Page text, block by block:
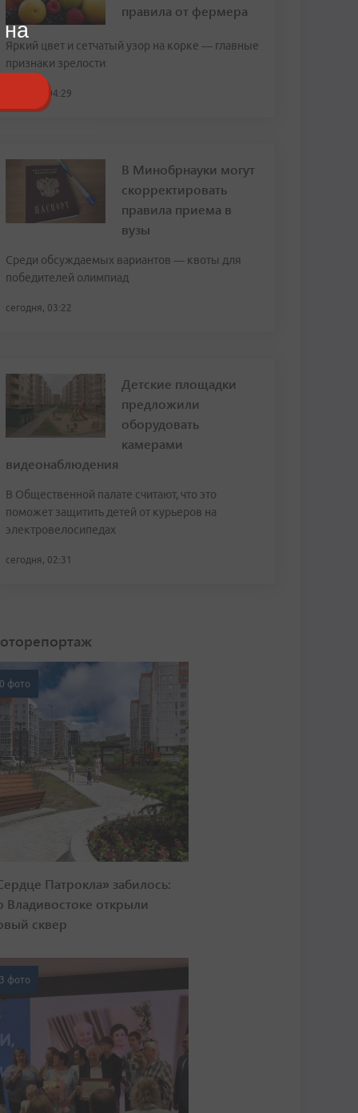
правила от фермера
Яркий цвет и сетчатый узор на корке — главные
признаки зрелости
сегодня, 04:29
В Минобрнауки могут
скорректировать
правила приема в
вузы
Среди обсуждаемых вариантов — квоты для
победителей олимпиад
сегодня, 03:22
Детские площадки
предложили
оборудовать
камерами
видеонаблюдения
В Общественной палате считают, что это
поможет защитить детей от курьеров на
электровелосипедах
сегодня, 02:31
фото
Патрокла» забилось:
Владивостоке открыли
сквер
фото